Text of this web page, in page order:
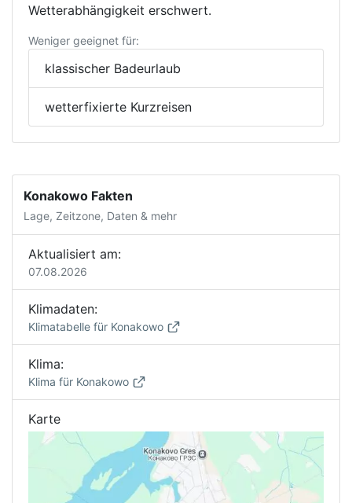
Wetterabhängigkeit erschwert.
Weniger geeignet für:
klassischer Badeurlaub
wetterfixierte Kurzreisen
Konakowo Fakten
Lage, Zeitzone, Daten & mehr
Aktualisiert am:
07.08.2026
Klimadaten:
Klimatabelle für Konakowo
Klima:
Klima für Konakowo
Karte